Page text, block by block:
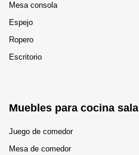
Mesa consola
Espejo
Ropero
Escritorio
Muebles para cocina sala
Juego de comedor
Mesa de comedor